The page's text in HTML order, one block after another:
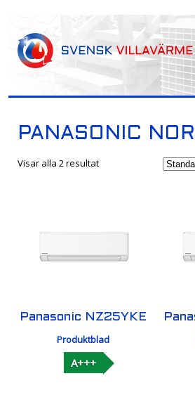
PANASONIC
Visar alla 2 resultat
Panasonic NZ25YKE
Produktblad
A+++